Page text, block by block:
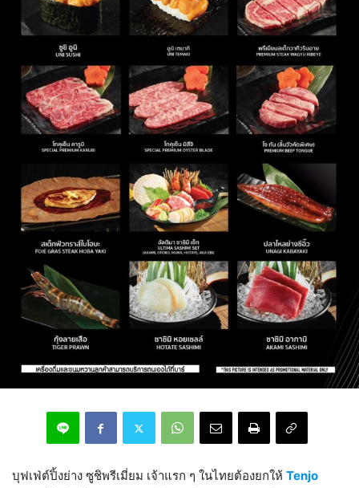
บุฟเฟ่ต์ปิ้งย่าง ซูชิพรีเมี่ยม เจ้าแรก ๆ ในไทยต้องยกให้ Tenjo